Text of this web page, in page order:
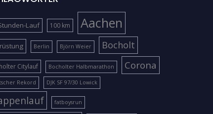
Lauf 100 km Aachen
Berlin Björn Weier Bocholt
Citylauf Bocholter Halbmarathon Corona
Rekord DJK SF 97/30 Lowick
fatboysrun